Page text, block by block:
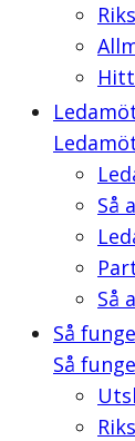
Så
Så
Så
Så